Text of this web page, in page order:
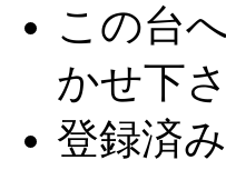
この台
かせ下さ
登録済